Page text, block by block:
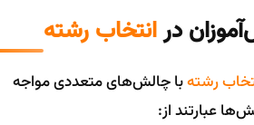
درانتخاب رشته
رشتهبا چالش‌های متعددی مواجه
عبارتند از: